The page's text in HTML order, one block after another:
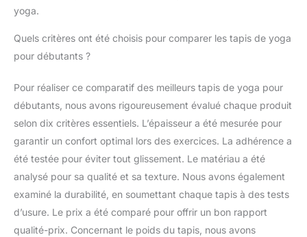
yoga.
Quels critères ont été choisis pour comparer les tapis de yoga
pour débutants ?
Pour réaliser ce comparatif des meilleurs tapis de yoga pour
débutants, nous avons rigoureusement évalué chaque produit
selon dix critères essentiels. L’épaisseur a été mesurée pour
garantir un confort optimal lors des exercices. La adhérence a
été testée pour éviter tout glissement. Le matériau a été
analysé pour sa qualité et sa texture. Nous avons également
examiné la durabilité, en soumettant chaque tapis à des tests
d’usure. Le prix a été comparé pour offrir un bon rapport
qualité-prix. Concernant le poids du tapis, nous avons